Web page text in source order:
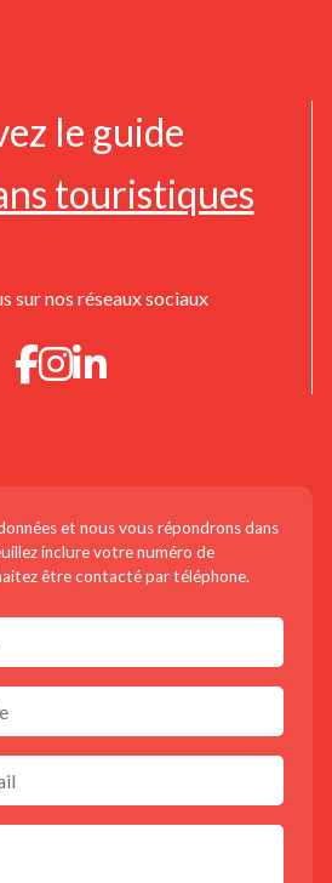
le guide
touristiques
sur nos réseaux sociaux
et nous vous répondrons dans
inclure votre numéro de
être contacté par téléphone.